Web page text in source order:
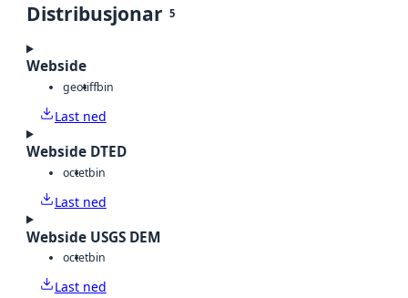
Distribusjonar 5
Webside
geotiffbin
Last ned
Webside DTED
octetbin
Last ned
Webside USGS DEM
octetbin
Last ned